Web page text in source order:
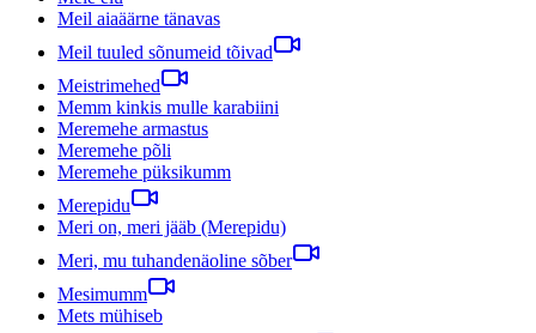
Meil aiaäärne tänavas
Meil tuuled sõnumeid tõivad
Meistrimehed
Memm kinkis mulle karabiini
Meremehe armastus
Meremehe põli
Meremehe püksikumm
Merepidu
Meri on, meri jääb (Merepidu)
Meri, mu tuhandenäoline sõber
Mesimumm
Mets mühiseb